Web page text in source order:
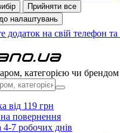
Прийняти все
налаштувань
додаток на свій телефон
категорією чи брендом
від 119 грн
повернення
4-7 робочих днів